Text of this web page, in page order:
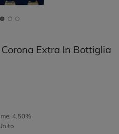
Extra In Bottiglia
4,50%